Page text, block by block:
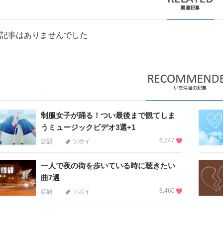
記事はありませんでした
制服女子が踊る！つい最後まで観てしま
うミュージックビデオ3選+1
話題 ツボイ 6,247
一人で夜の街を歩いている時に聴きたい
曲7選
話題 ツボイ 8,460